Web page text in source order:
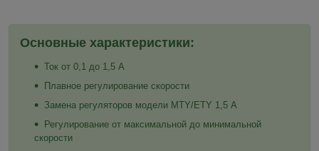
Основные характеристики:
Ток от 0,1 до 1,5 А
Плавное регулирование скорости
Замена регуляторов модели MTY/ETY 1,5 А
Регулирование от максимальной до минимальной
скорости